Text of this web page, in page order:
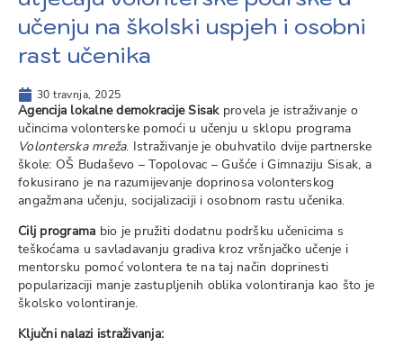
učenju na školski uspjeh i osobni
rast učenika
30 travnja, 2025
Agencija lokalne demokracije Sisakprovela je istraživanje o
učincima volonterske pomoći u učenju u sklopu programa
Volonterska mreža. Istraživanje je obuhvatilo dvije partnerske
škole: OŠ Budaševo – Topolovac – Gušće i Gimnaziju Sisak, a
fokusirano je na razumijevanje doprinosa volonterskog
angažmana učenju, socijalizaciji i osobnom rastu učenika.
Cilj programa bio je pružiti dodatnu podršku učenicima s
teškoćama u savladavanju gradiva kroz vršnjačko učenje i
mentorsku pomoć volontera te na taj način doprinesti
popularizaciji manje zastupljenih oblika volontiranja kao što je
školsko volontiranje.
Ključni nalazi istraživanja: